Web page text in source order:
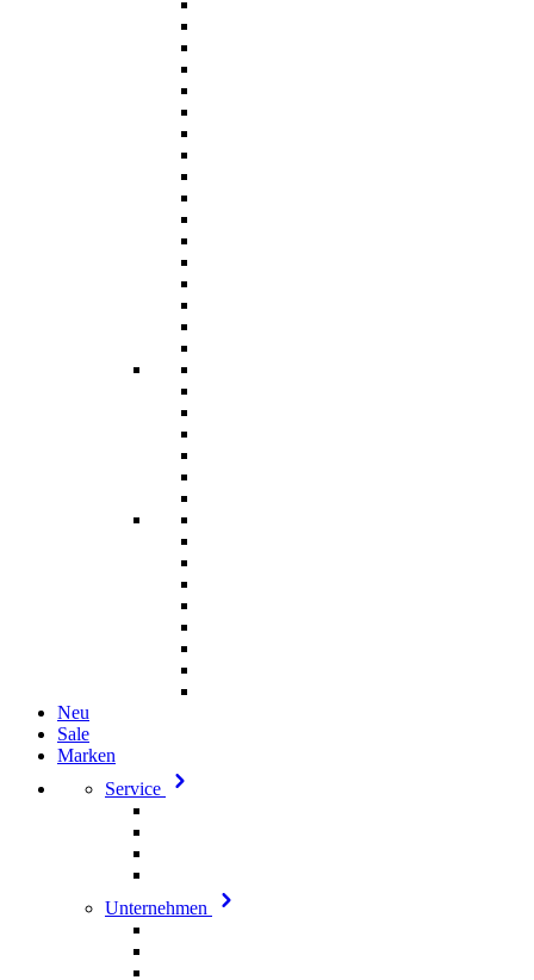
Neu
Sale
Marken
Service
Unternehmen